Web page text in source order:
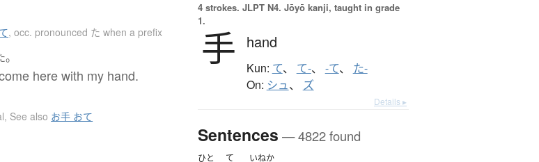
,occ. pronounced た when a prefix
。
here with my hand.
, See also お手 おて
4 strokes. JLPT N4. Jōyō kanji, taught in grade
1.
手 hand
Kun: て、 て-、 -て、 た-
On: シュ、 ズ
Details ▸
Sentences — 4822 found
ひと て いねか